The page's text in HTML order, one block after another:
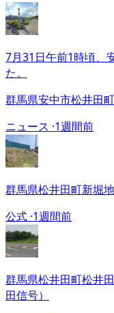
7月31日午前1時頃、
た。
群馬県安中市松井田
ニュース ·1週間前
群馬県松井田町新堀
公式 ·1週間前
群馬県松井田町松井
田信号）